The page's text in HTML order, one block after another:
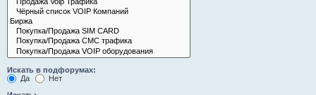
Искать в подфорумах:
Да
Нет